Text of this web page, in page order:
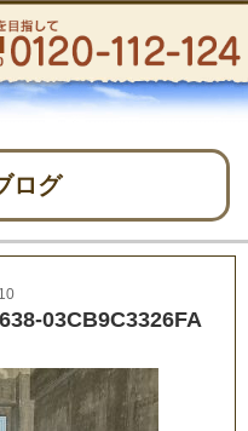
ログ
03CB9C3326FA